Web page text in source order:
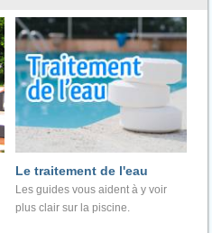
Le traitement de l'eau
Les guides vous aident à y voir
plus clair sur la piscine.